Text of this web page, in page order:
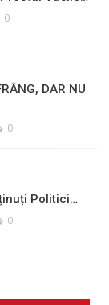
0
DAR NU
0
Politici…
0